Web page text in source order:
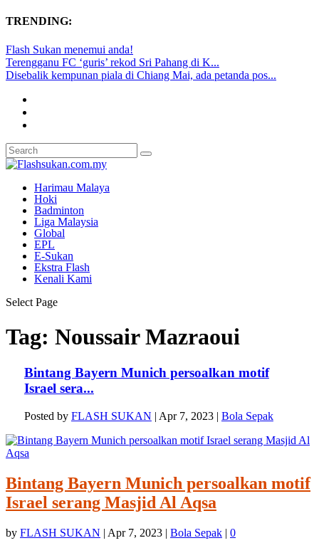
TRENDING:
Flash Sukan menemui anda!
Terengganu FC ‘guris’ rekod Sri Pahang di K...
Disebalik kempunan piala di Chiang Mai, ada petanda pos...
Harimau Malaya
Hoki
Badminton
Liga Malaysia
Global
EPL
E-Sukan
Ekstra Flash
Kenali Kami
Select Page
Tag: Noussair Mazraoui
Bintang Bayern Munich persoalkan motif
Israel sera...
Posted by FLASH SUKAN | Apr 7, 2023| Bola Sepak
Bintang Bayern Munich persoalkan motif
Israel serang Masjid Al Aqsa
by FLASH SUKAN | Apr 7, 2023 | Bola Sepak | 0